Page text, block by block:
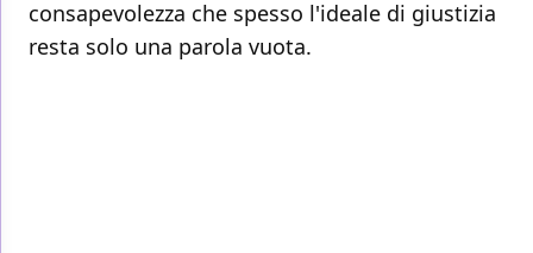
consapevolezza che spesso l'ideale di giustizia
resta solo una parola vuota.